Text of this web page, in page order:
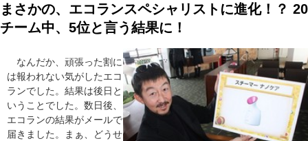
まさかの、エコランスペシャリストに進化！？ 20
チーム中、5位と言う結果に！
なんだか、頑張った割に
は報われない気がしたエコ
ランでした。結果は後日と
いうことでした。数日後、
エコランの結果がメールで
届きました。まぁ、どうせ